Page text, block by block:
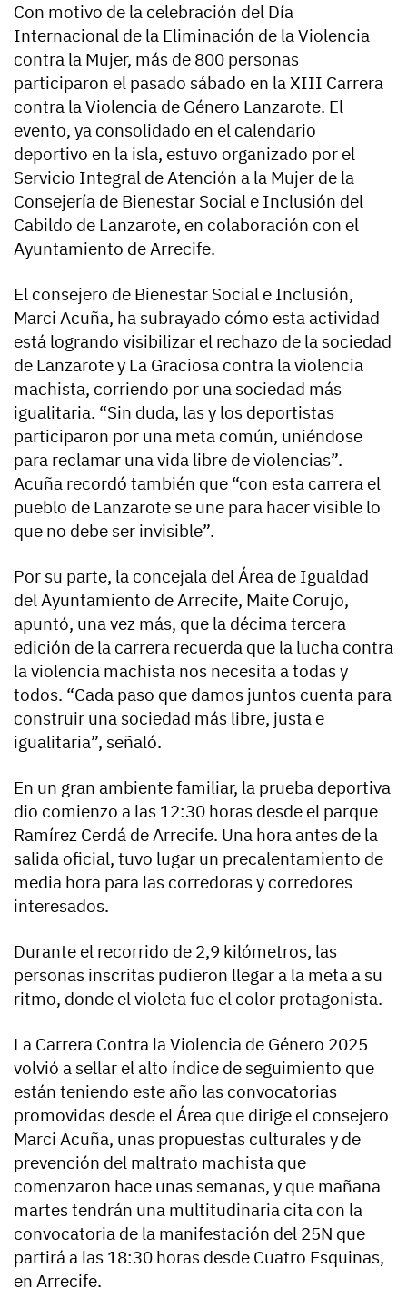
Con motivo de la celebración del Día
Internacional de la Eliminación de la Violencia
contra la Mujer, más de 800 personas
participaron el pasado sábado en la XIII Carrera
contra la Violencia de Género Lanzarote. El
evento, ya consolidado en el calendario
deportivo en la isla, estuvo organizado por el
Servicio Integral de Atención a la Mujer de la
Consejería de Bienestar Social e Inclusión del
Cabildo de Lanzarote, en colaboración con el
Ayuntamiento de Arrecife.
El consejero de Bienestar Social e Inclusión,
Marci Acuña, ha subrayado cómo esta actividad
está logrando visibilizar el rechazo de la sociedad
de Lanzarote y La Graciosa contra la violencia
machista, corriendo por una sociedad más
igualitaria. “Sin duda, las y los deportistas
participaron por una meta común, uniéndose
para reclamar una vida libre de violencias”.
Acuña recordó también que “con esta carrera el
pueblo de Lanzarote se une para hacer visible lo
que no debe ser invisible”.
Por su parte, la concejala del Área de Igualdad
del Ayuntamiento de Arrecife, Maite Corujo,
apuntó, una vez más, que la décima tercera
edición de la carrera recuerda que la lucha contra
la violencia machista nos necesita a todas y
todos. “Cada paso que damos juntos cuenta para
construir una sociedad más libre, justa e
igualitaria”, señaló.
En un gran ambiente familiar, la prueba deportiva
dio comienzo a las 12:30 horas desde el parque
Ramírez Cerdá de Arrecife. Una hora antes de la
salida oficial, tuvo lugar un precalentamiento de
media hora para las corredoras y corredores
interesados.
Durante el recorrido de 2,9 kilómetros, las
personas inscritas pudieron llegar a la meta a su
ritmo, donde el violeta fue el color protagonista.
La Carrera Contra la Violencia de Género 2025
volvió a sellar el alto índice de seguimiento que
están teniendo este año las convocatorias
promovidas desde el Área que dirige el consejero
Marci Acuña, unas propuestas culturales y de
prevención del maltrato machista que
comenzaron hace unas semanas, y que mañana
martes tendrán una multitudinaria cita con la
convocatoria de la manifestación del 25N que
partirá a las 18:30 horas desde Cuatro Esquinas,
en Arrecife.